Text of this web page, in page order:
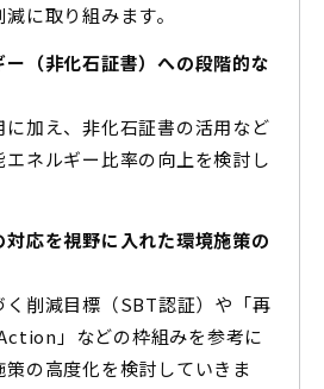
に取り組みます。
（非化石証書）への段階的な
に加え、非化石証書の活用など
ネルギー比率の向上を検討し
応を視野に入れた環境施策の
く削減目標（SBT認証）や「再
」などの枠組みを参考に
策の高度化を検討していきま